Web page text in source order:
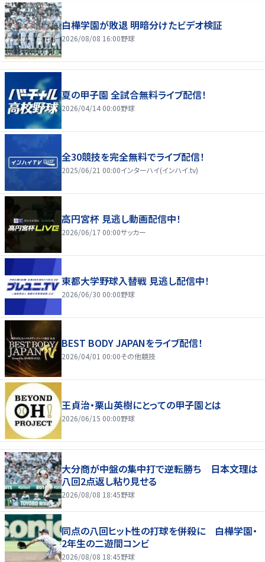
白樺学園が敗退 明暗分けたビデオ検証
2026/08/08 16:00野球
夏の甲子園 全試合無料ライブ配信！
2026/04/14 00:00野球
全30競技を完全無料でライブ配信！
2025/06/21 00:00インターハイ(インハイ.tv)
高円宮杯 見逃し動画配信中！
2026/06/17 00:00サッカー
東都大学野球入替戦 見逃し配信中！
2026/06/30 00:00野球
BEST BODY JAPANをライブ配信！
2026/04/01 00:00その他競技
王貞治・栗山英樹にとっての甲子園とは
2026/06/15 00:00野球
大分商が中盤の集中打で逆転勝ち 日本文理は
八回2点返し粘り見せる
2026/08/08 18:45野球
同点の八回ヒット性の打球を併殺に 白樺学園・
2年生の二遊間コンビ
2026/08/08 18:45野球